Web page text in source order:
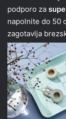
podporo za
napolnite do 50
zagotavlja